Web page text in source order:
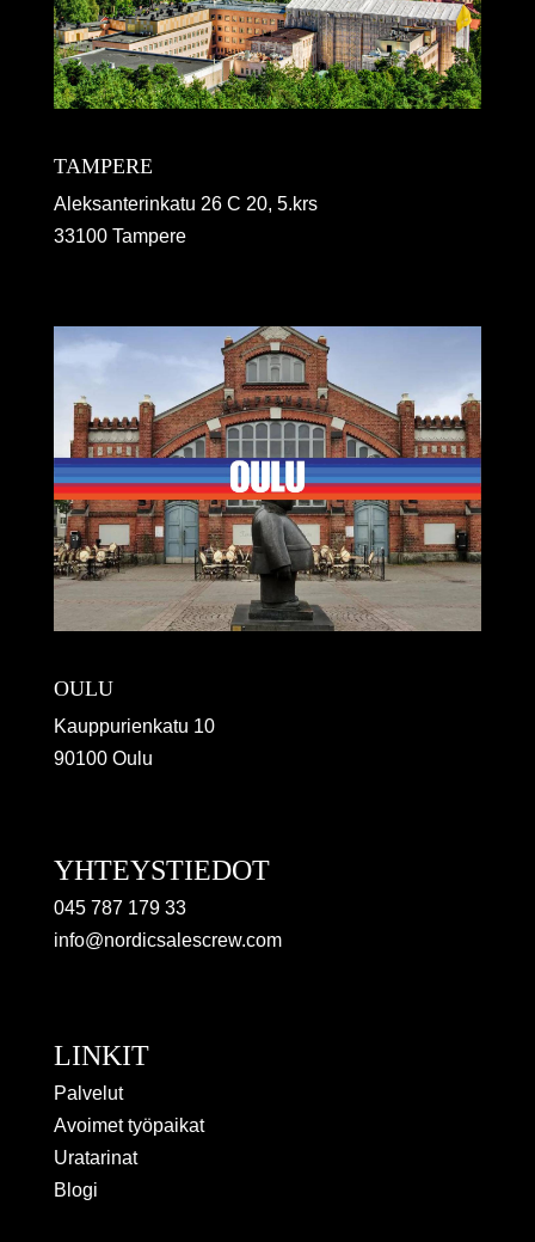
TAMPERE
Aleksanterinkatu 26 C 20, 5.krs
33100 Tampere
OULU
Kauppurienkatu 10
90100 Oulu
YHTEYSTIEDOT
045 787 179 33
info@nordicsalescrew.com
LINKIT
Palvelut
Avoimet työpaikat
Uratarinat
Blogi